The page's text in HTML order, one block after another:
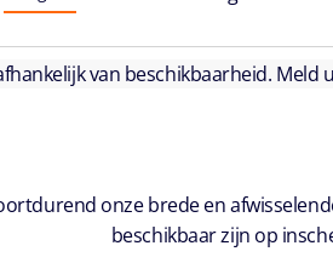
van beschikbaarheid.
onze brede en
beschikbaar zijn op